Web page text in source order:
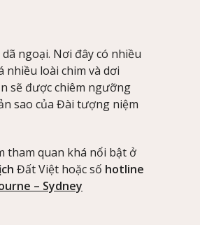
ngoại. Nơi đây có nhiều
nhiều loài chim và dơi
sẽ được chiêm ngưỡng
sao của Đài tượng niệm
tham quan khá nổi bật ở
Đất Việt hoặc số hotline
– Sydney